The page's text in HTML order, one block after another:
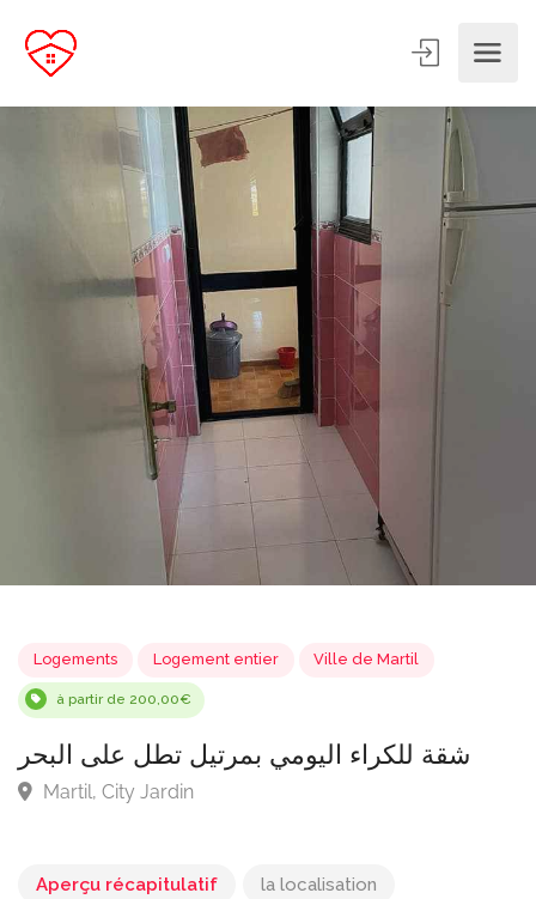
Logements Logement entier
à partir de 200,00€
Aperçu récapitulatif la localisation